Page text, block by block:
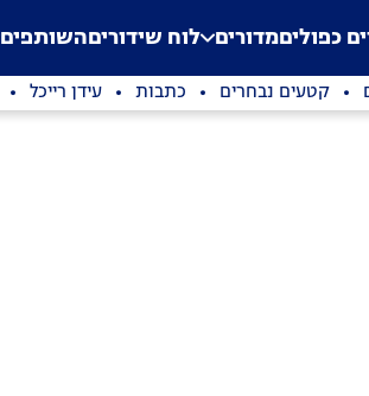
Application error: a
. כפוליםמדורים לוח שידוריםהשותפים
קטעים נבחרים כתבות עידן רייכל